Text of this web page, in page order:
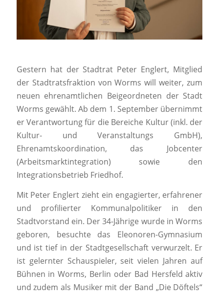
Gestern hat der Stadtrat Peter Englert, Mitglied
der Stadtratsfraktion von Worms will weiter, zum
neuen ehrenamtlichen Beigeordneten der Stadt
Worms gewählt. Ab dem 1. September übernimmt
er Verantwortung für die Bereiche Kultur (inkl. der
Kultur- und Veranstaltungs GmbH),
Ehrenamtskoordination, das Jobcenter
(Arbeitsmarktintegration) sowie den
Integrationsbetrieb Friedhof.
Mit Peter Englert zieht ein engagierter, erfahrener
und profilierter Kommunalpolitiker in den
Stadtvorstand ein. Der 34-Jährige wurde in Worms
geboren, besuchte das Eleonoren-Gymnasium
und ist tief in der Stadtgesellschaft verwurzelt. Er
ist gelernter Schauspieler, seit vielen Jahren auf
Bühnen in Worms, Berlin oder Bad Hersfeld aktiv
und zudem als Musiker mit der Band „Die Döftels“